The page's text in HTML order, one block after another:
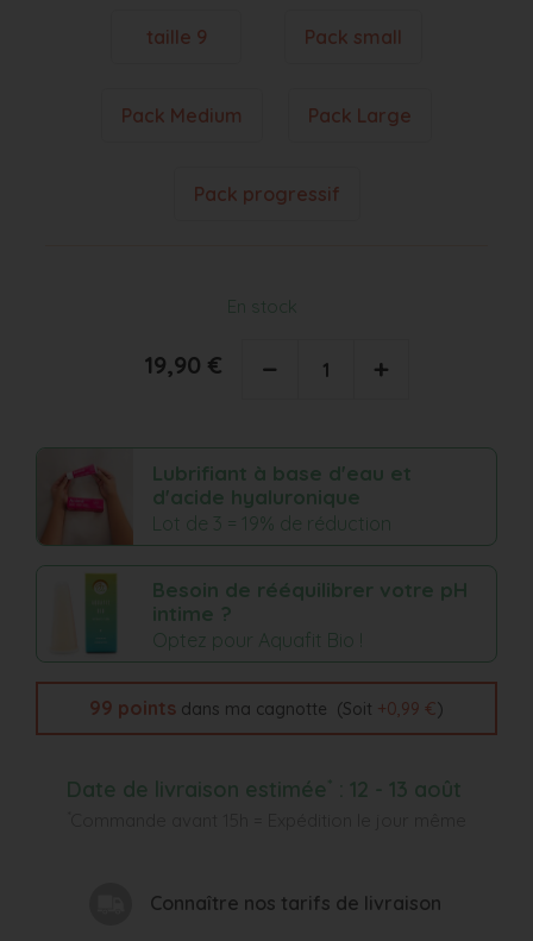
taille 9 Pack small
Pack Medium Pack Large
Pack progressif
En stock
19,90 € − +
Lubrifiant à base d'eau et
d'acide hyaluronique
Lot de 3 = 19% de réduction
Besoin de rééquilibrer votre pH
intime ?
Optez pour Aquafit Bio !
99 points dans ma cagnotte (Soit +0,99 €)
Date de livraison estimée 12 - 13 août
Connaître nos tarifs de livraison